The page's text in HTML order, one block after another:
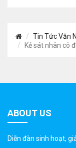
Tin Tức Văn
Kẻ sát nhân cô
ABOUT US
Diễn đàn sinh hoạt,